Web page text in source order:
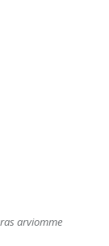
arviomme